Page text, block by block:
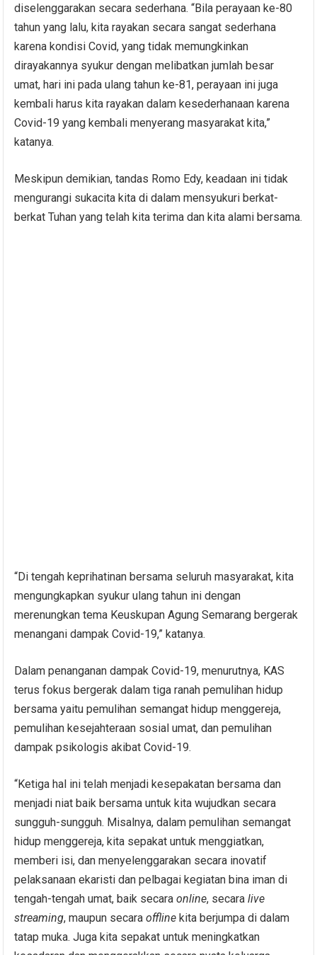
diselenggarakan secara sederhana. “Bila perayaan ke-80
tahun yang lalu, kita rayakan secara sangat sederhana
karena kondisi Covid, yang tidak memungkinkan
dirayakannya syukur dengan melibatkan jumlah besar
umat, hari ini pada ulang tahun ke-81, perayaan ini juga
kembali harus kita rayakan dalam kesederhanaan karena
Covid-19 yang kembali menyerang masyarakat kita,”
katanya.
Meskipun demikian, tandas Romo Edy, keadaan ini tidak
mengurangi sukacita kita di dalam mensyukuri berkat-
berkat Tuhan yang telah kita terima dan kita alami bersama.
“Di tengah keprihatinan bersama seluruh masyarakat, kita
mengungkapkan syukur ulang tahun ini dengan
merenungkan tema Keuskupan Agung Semarang bergerak
menangani dampak Covid-19,” katanya.
Dalam penanganan dampak Covid-19, menurutnya, KAS
terus fokus bergerak dalam tiga ranah pemulihan hidup
bersama yaitu pemulihan semangat hidup menggereja,
pemulihan kesejahteraan sosial umat, dan pemulihan
dampak psikologis akibat Covid-19.
“Ketiga hal ini telah menjadi kesepakatan bersama dan
menjadi niat baik bersama untuk kita wujudkan secara
sungguh-sungguh. Misalnya, dalam pemulihan semangat
hidup menggereja, kita sepakat untuk menggiatkan,
memberi isi, dan menyelenggarakan secara inovatif
pelaksanaan ekaristi dan pelbagai kegiatan bina iman di
tengah-tengah umat, baik secaraonline, secara live
streaming, maupun secaraoffline kita berjumpa di dalam
tatap muka. Juga kita sepakat untuk meningkatkan